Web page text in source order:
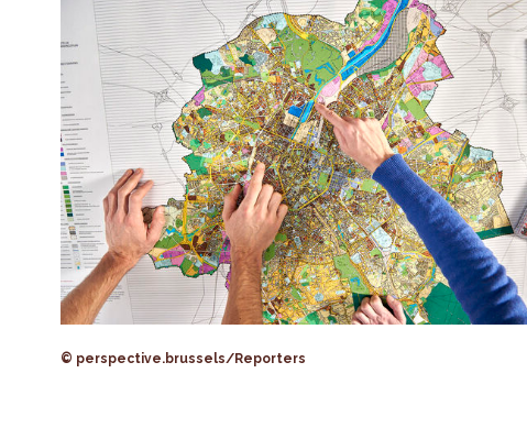
© perspective.brussels/Reporters